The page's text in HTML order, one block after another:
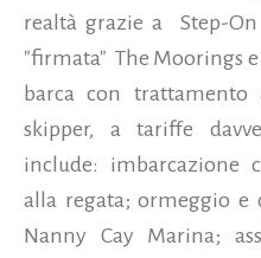
realtà grazie a Step-On
"firmata" The Moorings
barca con trattamento
skipper, a tariffe
include: imbarcazione
alla regata; ormeggio e
Nanny Cay Marina;